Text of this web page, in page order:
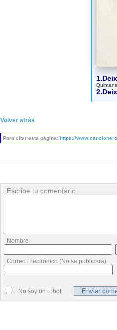
Volver atrás
Para citar esta página: https://
Escribe tu comentario
Nombre
Correo Electrónico (No se publicará)
No soy un robot